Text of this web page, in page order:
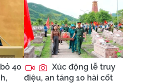
40
Xúc động lễ truy
điệu, an táng 10 hài cốt